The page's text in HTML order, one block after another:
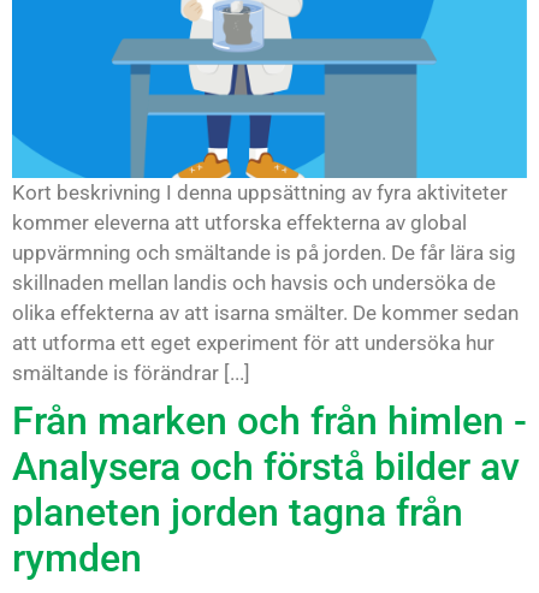
Kort beskrivning I denna uppsättning av fyra aktiviteter
kommer eleverna att utforska effekterna av global
uppvärmning och smältande is på jorden. De får lära sig
skillnaden mellan landis och havsis och undersöka de
olika effekterna av att isarna smälter. De kommer sedan
att utforma ett eget experiment för att undersöka hur
smältande is förändrar [...]
Från marken och från himlen -
Analysera och förstå bilder av
planeten jorden tagna från
rymden